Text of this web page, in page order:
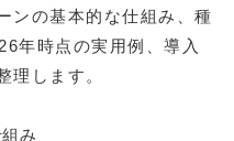
ンの基本的な仕組み、種
年時点の実用例、導入
理します。
み